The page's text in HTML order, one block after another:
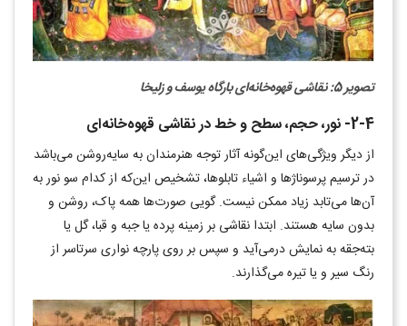
تصویر 5: نقاشی قهوه‌خانه‌ای بارگاه یوسف و زلیخا
2-4- نور، حجم، سطح و خط در نقاشی قهوه‌خانه‌ای
از دیگر ویژگی‌های این‌گونه آثار توجه هنرمندان به سایه‌روشن می‌باشد
در ترسیم پرسوناژ‌ها و اشیاء تابلو‌ها، تشخیص این‌که از کدام سو نور به
آن‌ها می‌تابد زیاد ممکن نیست. گویی صورت‌ها همه پاک، روشن و
بدون سایه هستند. ابتدا نقاشی‌ بر زمینه پرده یا جبه و قبا، گل یا
بته‌جقه به نمایش درمی‌آید و سپس بر روی پارچه نواری سرتاسر از
رنگ سیر و یا تیره می‌گذارند.